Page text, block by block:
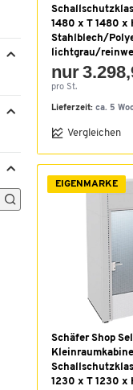
1480 x T 1480 x
Stahlblech/
lichtgrau/
nur
pro St.
Lieferzeit: ca. 5
Vergleichen
EIGENMARKE
Schäfer Shop
1230 x T 1230 x